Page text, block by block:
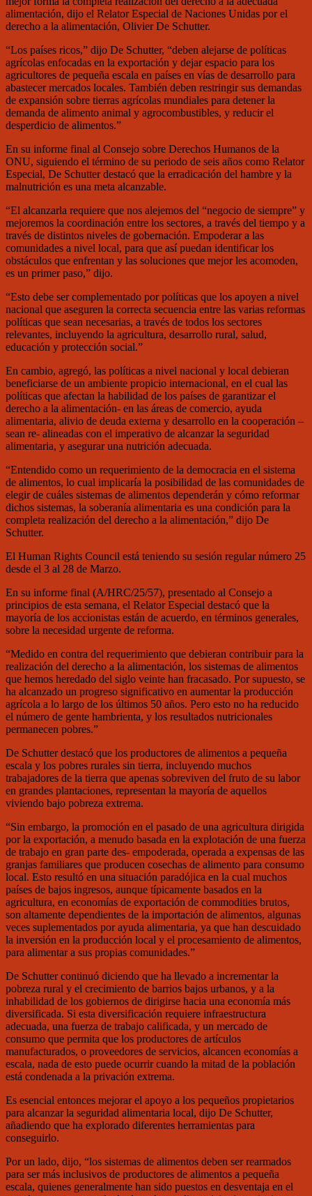
alimentación, dijo el Relator Especial de Naciones Unidas por el
derecho a la alimentación, Olivier De Schutter.
“Los países ricos,” dijo De Schutter, “deben alejarse de políticas
agrícolas enfocadas en la exportación y dejar espacio para los
agricultores de pequeña escala en países en vías de desarrollo para
abastecer mercados locales. También deben restringir sus demandas
de expansión sobre tierras agrícolas mundiales para detener la
demanda de alimento animal y agrocombustibles, y reducir el
desperdicio de alimentos.”
En su informe final al Consejo sobre Derechos Humanos de la
ONU, siguiendo el término de su periodo de seis años como Relator
Especial, De Schutter destacó que la erradicación del hambre y la
malnutrición es una meta alcanzable.
“El alcanzarla requiere que nos alejemos del “negocio de siempre” y
mejoremos la coordinación entre los sectores, a través del tiempo y a
través de distintos niveles de gobernación. Empoderar a las
comunidades a nivel local, para que así puedan identificar los
obstáculos que enfrentan y las soluciones que mejor les acomoden,
es un primer paso,” dijo.
“Esto debe ser complementado por políticas que los apoyen a nivel
nacional que aseguren la correcta secuencia entre las varias reformas
políticas que sean necesarias, a través de todos los sectores
relevantes, incluyendo la agricultura, desarrollo rural, salud,
educación y protección social.”
En cambio, agregó, las políticas a nivel nacional y local debieran
beneficiarse de un ambiente propicio internacional, en el cual las
políticas que afectan la habilidad de los países de garantizar el
derecho a la alimentación- en las áreas de comercio, ayuda
alimentaria, alivio de deuda externa y desarrollo en la cooperación –
sean re- alineadas con el imperativo de alcanzar la seguridad
alimentaria, y asegurar una nutrición adecuada.
“Entendido como un requerimiento de la democracia en el sistema
de alimentos, lo cual implicaría la posibilidad de las comunidades de
elegir de cuáles sistemas de alimentos dependerán y cómo reformar
dichos sistemas, la soberanía alimentaria es una condición para la
completa realización del derecho a la alimentación,” dijo De
Schutter.
El Human Rights Council está teniendo su sesión regular número 25
desde el 3 al 28 de Marzo.
En su informe final (A/HRC/25/57), presentado al Consejo a
principios de esta semana, el Relator Especial destacó que la
mayoría de los accionistas están de acuerdo, en términos generales,
sobre la necesidad urgente de reforma.
“Medido en contra del requerimiento que debieran contribuir para la
realización del derecho a la alimentación, los sistemas de alimentos
que hemos heredado del siglo veinte han fracasado. Por supuesto, se
ha alcanzado un progreso significativo en aumentar la producción
agrícola a lo largo de los últimos 50 años. Pero esto no ha reducido
el número de gente hambrienta, y los resultados nutricionales
permanecen pobres.”
De Schutter destacó que los productores de alimentos a pequeña
escala y los pobres rurales sin tierra, incluyendo muchos
trabajadores de la tierra que apenas sobreviven del fruto de su labor
en grandes plantaciones, representan la mayoría de aquellos
viviendo bajo pobreza extrema.
“Sin embargo, la promoción en el pasado de una agricultura dirigida
por la exportación, a menudo basada en la explotación de una fuerza
de trabajo en gran parte des- empoderada, operada a expensas de las
granjas familiares que producen cosechas de alimento para consumo
local. Esto resultó en una situación paradójica en la cual muchos
países de bajos ingresos, aunque típicamente basados en la
agricultura, en economías de exportación de commodities brutos,
son altamente dependientes de la importación de alimentos, algunas
veces suplementados por ayuda alimentaria, ya que han descuidado
la inversión en la producción local y el procesamiento de alimentos,
para alimentar a sus propias comunidades.”
De Schutter continuó diciendo que ha llevado a incrementar la
pobreza rural y el crecimiento de barrios bajos urbanos, y a la
inhabilidad de los gobiernos de dirigirse hacia una economía más
diversificada. Si esta diversificación requiere infraestructura
adecuada, una fuerza de trabajo calificada, y un mercado de
consumo que permita que los productores de artículos
manufacturados, o proveedores de servicios, alcancen economías a
escala, nada de esto puede ocurrir cuando la mitad de la población
está condenada a la privación extrema.
Es esencial entonces mejorar el apoyo a los pequeños propietarios
para alcanzar la seguridad alimentaria local, dijo De Schutter,
añadiendo que ha explorado diferentes herramientas para
conseguirlo.
Por un lado, dijo, “los sistemas de alimentos deben ser rearmados
para ser más inclusivos de productores de alimentos a pequeña
escala, quienes generalmente han sido puestos en desventaja en el